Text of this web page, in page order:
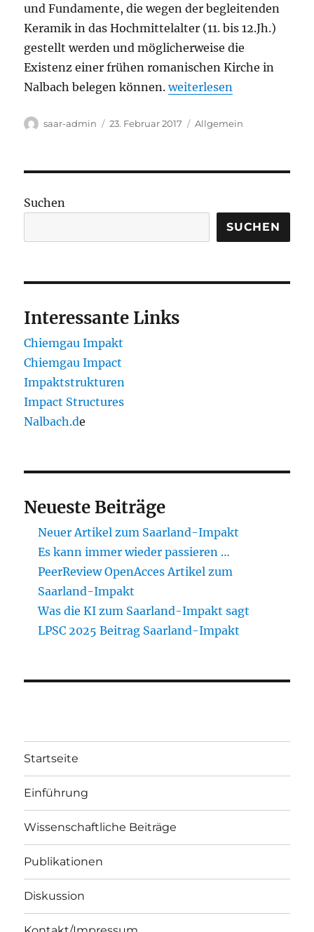
und Fundamente, die wegen der begleitenden
Keramik in das Hochmittelalter (11. bis 12.Jh.)
gestellt werden und möglicherweise die
Existenz einer frühen romanischen Kirche in
Nalbach belegen können.„Saarland-Impakt:
weiterlesen
Autor
saar-admin
Veröffentlicht
23. Februar 2017 Kategorien
Allgemein
Suchen
SUCHEN
Interessante Links
Chiemgau Impakt
Chiemgau Impact
Impaktstrukturen
Impact Structures
Nalbach.de
Neueste Beiträge
Neuer Artikel zum Saarland-Impakt
Es kann immer wieder passieren …
PeerReview OpenAcces Artikel zum
Saarland-Impakt
Was die KI zum Saarland-Impakt sagt
LPSC 2025 Beitrag Saarland-Impakt
Startseite
Einführung
Wissenschaftliche Beiträge
Publikationen
Diskussion